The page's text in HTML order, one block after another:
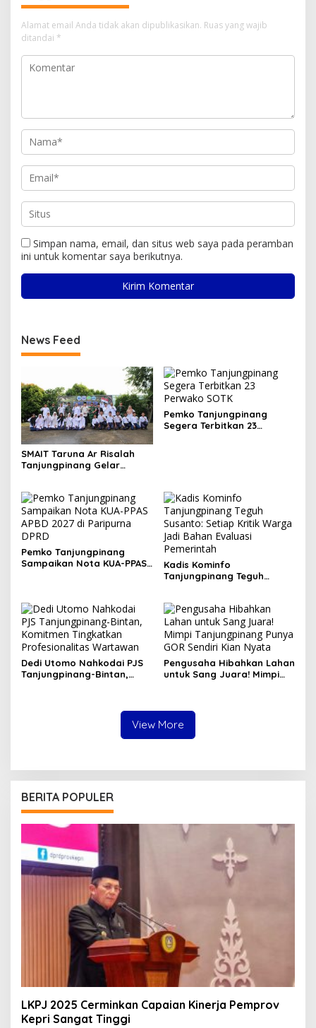
Alamat email Anda tidak akan dipublikasikan. Ruas yang wajib
ditandai *
Simpan nama, email, dan situs web saya pada peramban
ini untuk komentar saya berikutnya.
News Feed
SMAIT Taruna Ar Risalah
Tanjungpinang Gelar
Kepemimpinan
Pemko Tanjungpinang
Segera Terbitkan 23
Pemko Tanjungpinang
Sampaikan Nota KUA-PPAS
Kadis Kominfo
Tanjungpinang Teguh
Pemerintah
Dedi Utomo Nahkodai PJS
Tanjungpinang-Bintan,
Pengusaha Hibahkan Lahan
untuk Sang Juara! Mimpi
View More
BERITA POPULER
LKPJ 2025 Cerminkan Capaian Kinerja Pemprov
Kepri Sangat Tinggi